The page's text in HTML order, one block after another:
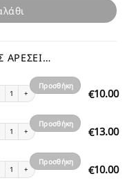
ΑΡΈΣΕΙ…
€10.00
Λάδι Roll On Bulgari Femme 10ml
Προσθήκη
καλάθι
€13.00
oil Bulgari Femme 150ml ποσότητα
Προσθήκη
καλάθι
€10.00
Gel Bulgari Femme 300ml ποσότητα
Προσθήκη